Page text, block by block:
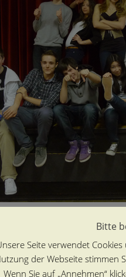
Sinn, Ordnung,
zum Scheitern verurteilt.
auch ganz real eine
Bitte
Seite verwendet
der Webseite stimmen
Wenn Sie auf „Annehmen“